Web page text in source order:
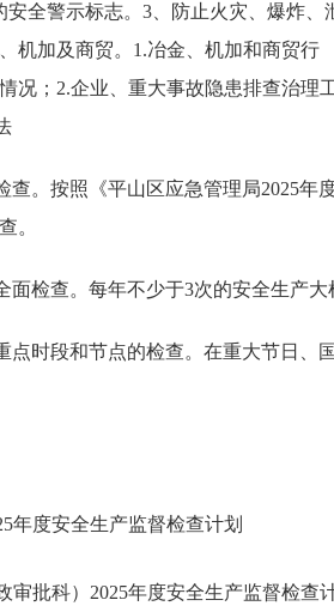
安全警示标志。3、防止火灾、爆炸、
机加及商贸。1.冶金、机加和商贸行
况；2.企业、重大事故隐患排查治理
查。按照《平山区应急管理局2025
。
面检查。每年不少于3次的安全生产
点时段和节点的检查。在重大节日
年度安全生产监督检查计划
审批科）2025年度安全生产监督检查